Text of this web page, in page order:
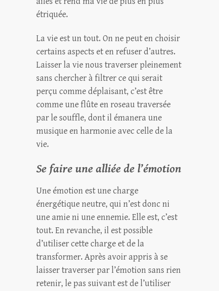
étriquée.
La vie est un tout. On ne peut en choisir
certains aspects et en refuser d’autres.
Laisser la vie nous traverser pleinement
sans chercher à filtrer ce qui serait
perçu comme déplaisant, c’est être
comme une flûte en roseau traversée
par le souffle, dont il émanera une
musique en harmonie avec celle de la
vie.
Se faire une alliée de l’émotion
Une émotion est une charge
énergétique neutre, qui n’est donc ni
une amie ni une ennemie. Elle est, c’est
tout. En revanche, il est possible
d’utiliser cette charge et de la
transformer. Après avoir appris à se
laisser traverser par l’émotion sans rien
retenir, le pas suivant est de l’utiliser